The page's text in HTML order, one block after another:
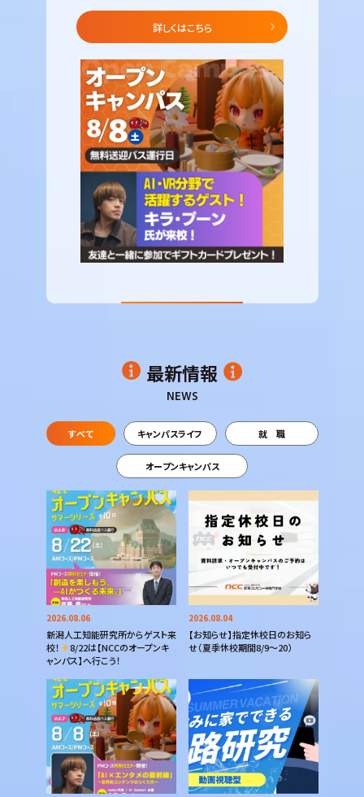
詳しくはこちら
最新情報
NEWS
すべて キャンパスライフ 就 職
オープンキャンパス
2026.08.06
新潟人工知能研究所からゲスト来
校！
8/22は【NCCのオープンキ
ャンパス】へ行こう！
2026.08.04
【お知らせ】指定休校日のお知ら
せ（夏季休校期間8/9～20）